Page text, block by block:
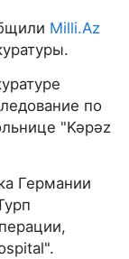
Milli.Az
по
"Kəpəz
Германии